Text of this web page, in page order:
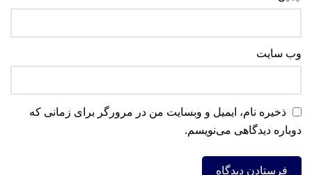
وب‌ سایت
ذخیره نام، ایمیل و وبسایت من در مرورگر برای زمانی که
دوباره دیدگاهی می‌نویسم.